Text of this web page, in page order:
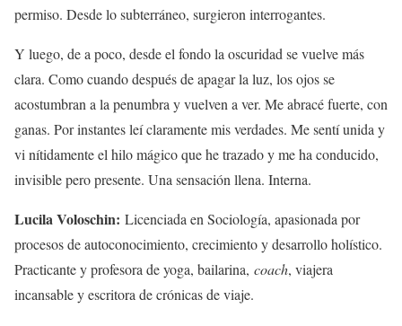
permiso. Desde lo subterráneo, surgieron interrogantes.
Y luego, de a poco, desde el fondo la oscuridad se vuelve más
clara. Como cuando después de apagar la luz, los ojos se
acostumbran a la penumbra y vuelven a ver. Me abracé fuerte, con
ganas. Por instantes leí claramente mis verdades. Me sentí unida y
vi nítidamente el hilo mágico que he trazado y me ha conducido,
invisible pero presente. Una sensación llena. Interna.
Lucila Voloschin: Licenciada en Sociología, apasionada por
procesos de autoconocimiento, crecimiento y desarrollo holístico.
Practicante y profesora de yoga, bailarina, coach, viajera
incansable y escritora de crónicas de viaje.